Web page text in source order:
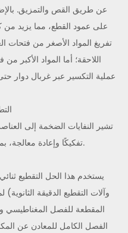
عن طريق القص والتمزيق.
على عمود القطع، مما يزيد من
تفريغ المواد الأصغر من فتحات
اللاحقة؛ أما المواد الأكبر
عملية التكسير عبر غربال دوار
تشير النفايات الضخمة إلى
تفكيكًا وإعادة معالجة، بما في ذلك الأثاث مثل الأرائك والمراتب.
يستخدم هذا الحل التقطيع
وآلات التقطيع الدقيقة
المقطعة للفصل المغناطيسي
الفصل الكامل للمعادن عن